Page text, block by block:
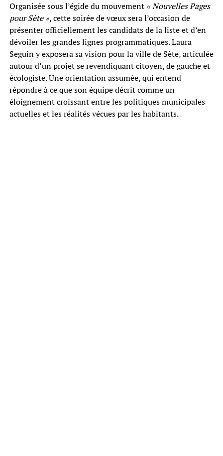
Organisée sous l’égide du mouvement « Nouvelles Pages
pour Sète », cette soirée de vœux sera l’occasion de
présenter officiellement les candidats de la liste et d’en
dévoiler les grandes lignes programmatiques. Laura
Seguin y exposera sa vision pour la ville de Sète, articulée
autour d’un projet se revendiquant citoyen, de gauche et
écologiste. Une orientation assumée, qui entend
répondre à ce que son équipe décrit comme un
éloignement croissant entre les politiques municipales
actuelles et les réalités vécues par les habitants.